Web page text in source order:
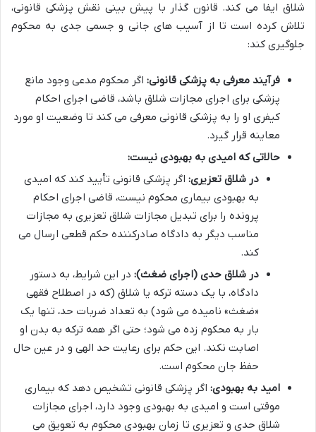
شلاق ایفا می کند. قانون گذار با پیش بینی نقش پزشکی قانونی،
تلاش کرده است تا از آسیب های جانی و جسمی جدی به محکوم
جلوگیری کند:
فرآیند معرفی به پزشکی قانونی: اگر محکوم مدعی وجود مانع
پزشکی برای اجرای مجازات شلاق باشد، قاضی اجرای احکام
کیفری او را به پزشکی قانونی معرفی می کند تا وضعیت او مورد
معاینه قرار گیرد.
حالاتی که امیدی به بهبودی نیست:
در شلاق تعزیری: اگر پزشکی قانونی تأیید کند که امیدی
به بهبودی بیماری محکوم نیست، قاضی اجرای احکام
پرونده را برای تبدیل مجازات شلاق تعزیری به مجازات
مناسب دیگر به دادگاه صادرکننده حکم قطعی ارسال می
کند.
در شلاق حدی (اجرای ضغث): در این شرایط، به دستور
دادگاه، با یک دسته ترکه یا شلاق (که در اصطلاح فقهی
«ضغث» نامیده می شود) به تعداد ضربات حد، تنها یک
بار به محکوم زده می شود؛ حتی اگر همه ترکه به بدن او
اصابت نکند. این حکم برای رعایت حد الهی و در عین حال
حفظ جان محکوم است.
امید به بهبودی: اگر پزشکی قانونی تشخیص دهد که بیماری
موقتی است و امیدی به بهبودی وجود دارد، اجرای مجازات
شلاق حدی و تعزیری تا زمان بهبودی محکوم به تعویق می